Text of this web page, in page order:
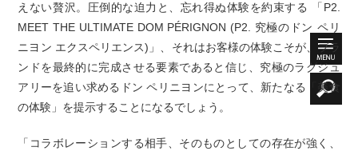
えない贅沢。圧倒的な迫力と、忘れ得ぬ体験を約束する 「P2.
MEET THE ULTIMATE DOM PÉRIGNON (P2. 究極のドン ペリ
ニヨン エクスペリエンス)」、それはお客様の体験こそが、ブラ
ンドを最終的に完成させる要素であると信じ、究極のラグジュ
アリーを追い求めるドン ペリニヨンにとって、新たなる「美食
の体験」を提示することになるでしょう。
「コラボレーションする相手、そのものとしての存在が強く、